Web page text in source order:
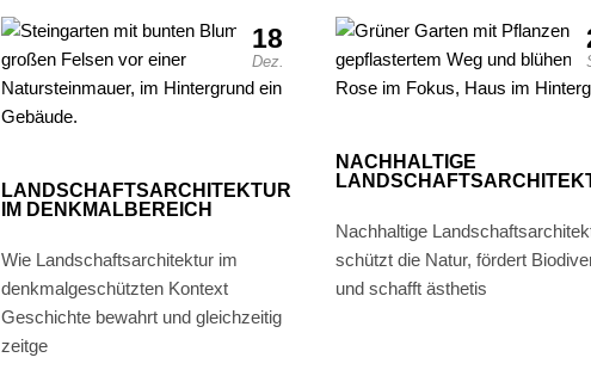
18
Dez.
LANDSCHAFTSARCHITEKTUR
IM DENKMALBEREICH
Wie Landschaftsarchitektur im
denkmalgeschützten Kontext
Geschichte bewahrt und gleichzeitig
zeitge
NACHHALTIGE
Nachhaltige
schützt die Natur, fördert
und schafft ästhetis